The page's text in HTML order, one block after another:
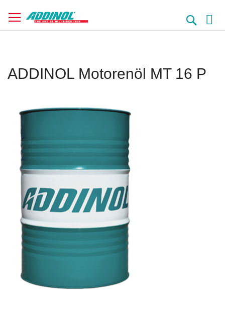
zum
Inhalt
Suche
ADDINOL Motorenöl MT 16 P
Ende
Bildergalerie